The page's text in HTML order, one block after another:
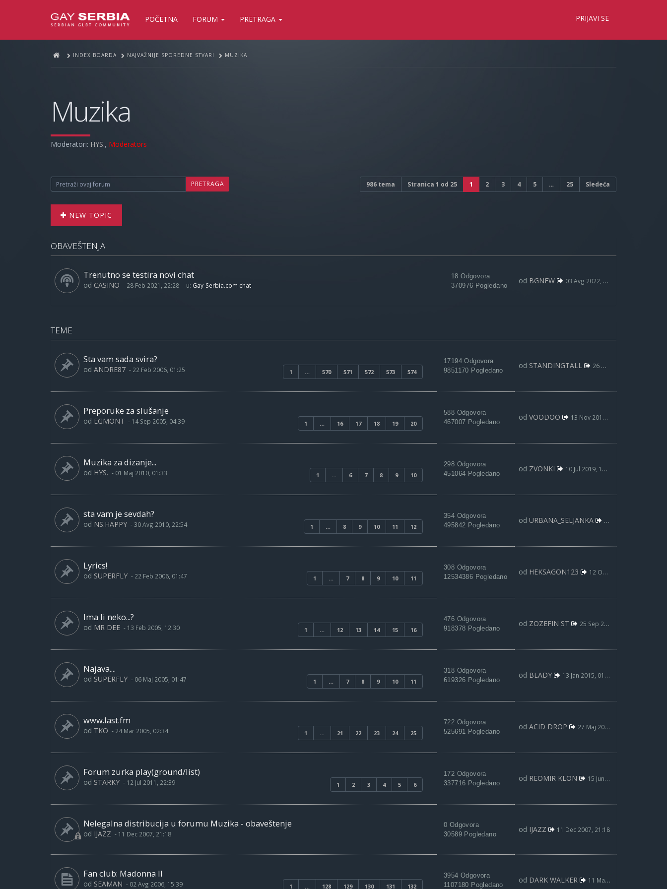
POČETNA FORUM PRETRAGA PRIJAVI SE
INDEX BOARDA NAJVAŽNIJE SPOREDNE STVARI MUZIKA
Muzika
Moderatori: HYS., Moderators
PRETRAGA 986 tema Stranica 1 od 25 1 2 3 4 5 … 25 Sledeća
NEW TOPIC
OBAVEŠTENJA
Trenutno se testira novi chat
od CASINO - 28 Feb 2021, 22:28 - u: Gay-Serbia.com chat
18 Odgovora
370976 Pogledano
od BGNEW 03 Avg 2022, 09:59
TEME
Sta vam sada svira?
1 … 570 571 572 573 574
od ANDRE87 - 22 Feb 2006, 01:25
17194 Odgovora
9851170 Pogledano
od STANDINGTALL 26 Nov 2021, 16:41
Preporuke za slušanje
1 … 16 17 18 19 20
od EGMONT - 14 Sep 2005, 04:39
588 Odgovora
467007 Pogledano
od VOODOO 13 Nov 2019, 21:36
Muzika za dizanje...
1 … 6 7 8 9 10
od HYS. - 01 Maj 2010, 01:33
298 Odgovora
451064 Pogledano
od ZVONKI 10 Jul 2019, 10:34
sta vam je sevdah?
1 … 8 9 10 11 12
od NS.HAPPY - 30 Avg 2010, 22:54
354 Odgovora
495842 Pogledano
od URBANA_SELJANKA 19 Dec 2018, 22:38
Lyrics!
1 … 7 8 9 10 11
od SUPERFLY - 22 Feb 2006, 01:47
308 Odgovora
12534386 Pogledano
od HEKSAGON123 12 Okt 2018, 22:44
Ima li neko...?
1 … 12 13 14 15 16
od MR DEE - 13 Feb 2005, 12:30
476 Odgovora
918378 Pogledano
od ZOZEFIN ST 25 Sep 2015, 07:51
Najava....
1 … 7 8 9 10 11
od SUPERFLY - 06 Maj 2005, 01:47
318 Odgovora
619326 Pogledano
od BLADY 13 Jan 2015, 01:49
www.last.fm
1 … 21 22 23 24 25
od TKO - 24 Mar 2005, 02:34
722 Odgovora
525691 Pogledano
od ACID DROP 27 Maj 2014, 16:03
Forum zurka play(ground/list)
1 2 3 4 5 6
od STARKY - 12 Jul 2011, 22:39
172 Odgovora
337716 Pogledano
od REOMIR KLON 15 Jun 2013, 02:05
Nelegalna distribucija u forumu Muzika - obaveštenje
od IJAZZ - 11 Dec 2007, 21:18
0 Odgovora
30589 Pogledano
od IJAZZ 11 Dec 2007, 21:18
Fan club: Madonna II
1 … 128 129 130 131 132
od SEAMAN - 02 Avg 2006, 15:39
3954 Odgovora
1107180 Pogledano
od DARK WALKER 11 Mar 2022, 02:14